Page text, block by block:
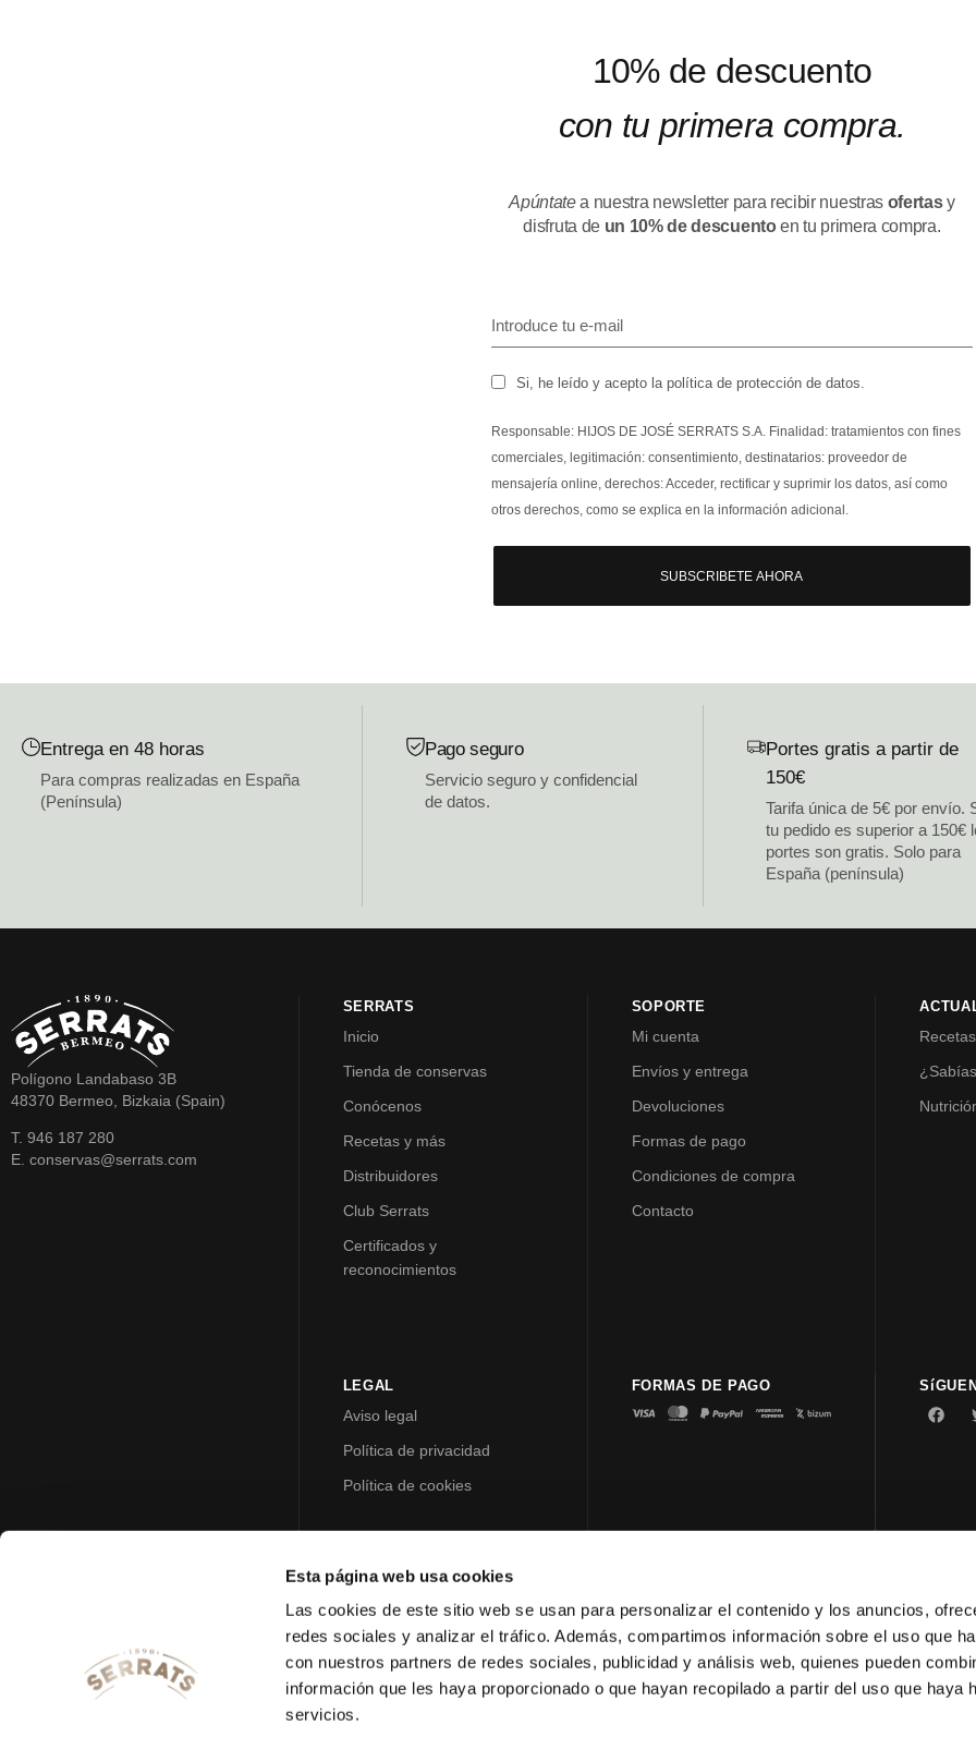
Esta página web usa cookies
Las cookies de este sitio web se usan para personalizar el contenido y los anuncios,
redes sociales y analizar el tráfico. Además, compartimos información sobre el uso que
con nuestros partners de redes sociales, publicidad y análisis web, quienes pueden
información que les haya proporcionado o que hayan recopilado a partir del uso que haya
servicios.
10% de descuento
con tu primera compra.
Apúntatea nuestra newsletter para recibir nuestras ofertasy
disfruta de un 10% de descuentoen tu primera compra.
Si, he leído y acepto la política de protección de datos.
Responsable: HIJOS DE JOSÉ SERRATS S.A. Finalidad: tratamientos con fines
comerciales, legitimación: consentimiento, destinatarios: proveedor de
mensajería online, derechos: Acceder, rectificar y suprimir los datos, así como
otros derechos, como se explica en la información adicional.
SUBSCRIBETE AHORA
Entrega en 48 horas
Para compras realizadas en España
(Península)
Pago seguro
Servicio seguro y confidencial
de datos.
Portes gratis a partir de
150€
Tarifa única de 5€ por envío.
tu pedido es superior a 150€
portes son gratis. Solo para
España (península)
Polígono Landabaso 3B
48370 Bermeo, Bizkaia (Spain)
T. 946 187 280
E. conservas@serrats.com
SERRATS
Inicio
Tienda de conservas
Conócenos
Recetas y más
Distribuidores
Club Serrats
Certificados y
reconocimientos
SOPORTE
Mi cuenta
Envíos y entrega
Devoluciones
Formas de pago
Condiciones de compra
Contacto
Recetas
LEGAL
Aviso legal
Política de privacidad
Política de cookies
FORMAS DE PAGO
© 2023